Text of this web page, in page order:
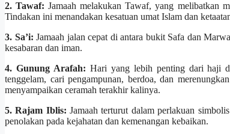
2. Tawaf: Jamaah melakukan Tawaf, yang melibatkan
Tindakan ini menandakan kesatuan umat Islam dan
3. Sa’i: Jamaah jalan cepat di antara bukit Safa dan
kesabaran dan iman.
4. Gunung Arafah: Hari yang lebih penting dari haji
tenggelam, cari pengampunan, berdoa, dan
menyampaikan ceramah terakhir kalinya.
5. Rajam Iblis: Jamaah terturut dalam perlakuan
penolakan pada kejahatan dan kemenangan kebaikan.